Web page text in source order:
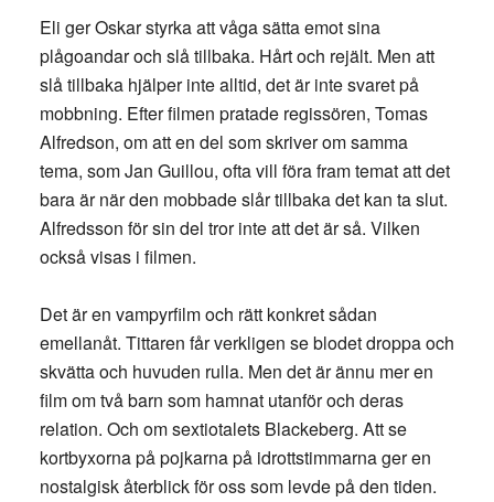
Eli ger Oskar styrka att våga sätta emot sina
plågoandar och slå tillbaka. Hårt och rejält. Men att
slå tillbaka hjälper inte alltid, det är inte svaret på
mobbning. Efter filmen pratade regissören, Tomas
Alfredson, om att en del som skriver om samma
tema, som Jan Guillou, ofta vill föra fram temat att det
bara är när den mobbade slår tillbaka det kan ta slut.
Alfredsson för sin del tror inte att det är så. Vilken
också visas i filmen.
Det är en vampyrfilm och rätt konkret sådan
emellanåt. Tittaren får verkligen se blodet droppa och
skvätta och huvuden rulla. Men det är ännu mer en
film om två barn som hamnat utanför och deras
relation. Och om sextiotalets Blackeberg. Att se
kortbyxorna på pojkarna på idrottstimmarna ger en
nostalgisk återblick för oss som levde på den tiden.